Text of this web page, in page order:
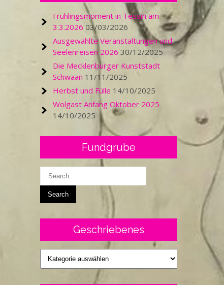
Frühlingsmoment in Tessin am
3.3.2026 03/03/2026
Ausgewählte Veranstaltungen und
Seelenreisen 2026 30/12/2025
Die Mecklenburger Kunststadt
Schwaan 11/11/2025
Herbst und Fülle 14/10/2025
Wolgast Anfang Oktober 2025
14/10/2025
Fundgrube
Geschriebenes
Geschriebenes